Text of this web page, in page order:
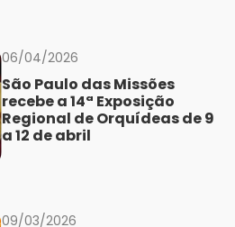
06/04/2026
São Paulo das Missões
recebe a 14ª Exposição
Regional de Orquídeas de 9
a 12 de abril
09/03/2026